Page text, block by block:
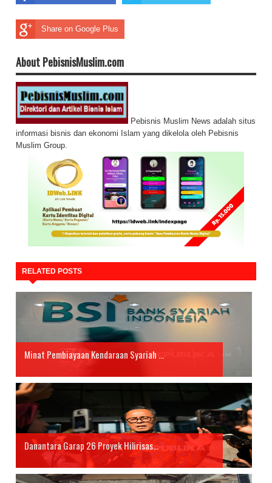
Share on Google Plus
About PebisnisMuslim.com
Pebisnis Muslim News adalah situs
informasi bisnis dan ekonomi Islam yang dikelola oleh Pebisnis
Muslim Group.
RELATED POSTS
Minat Pembiayaan Kendaraan Syariah ...
Danantara Garap 26 Proyek Hilirisas...